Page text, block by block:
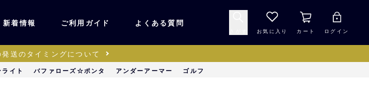
ユニフォーム・ワッ
キャップ・ヘルメッ
新着情報 ご利用ガイド よくある質問
お気に入り カート ログイン
送のタイミングについて
イト バファローズ☆ポンタ アンダーアーマー ゴルフ